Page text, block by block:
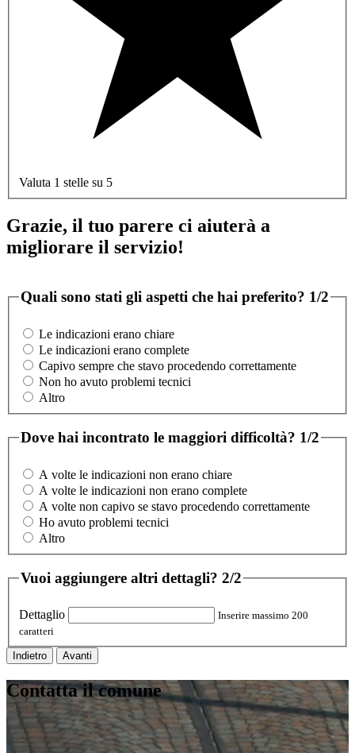
Valuta 1 stelle su 5
Grazie, il tuo parere ci aiuterà a
migliorare il servizio!
Quali sono stati gli aspetti che hai preferito? 1/2
Le indicazioni erano chiare
Le indicazioni erano complete
Capivo sempre che stavo procedendo correttamente
Non ho avuto problemi tecnici
Altro
Dove hai incontrato le maggiori difficoltà? 1/2
A volte le indicazioni non erano chiare
A volte le indicazioni non erano complete
A volte non capivo se stavo procedendo correttamente
Ho avuto problemi tecnici
Altro
Vuoi aggiungere altri dettagli? 2/2
Dettaglio
Inserire massimo 200
caratteri
Indietro Avanti
Contatta il comune